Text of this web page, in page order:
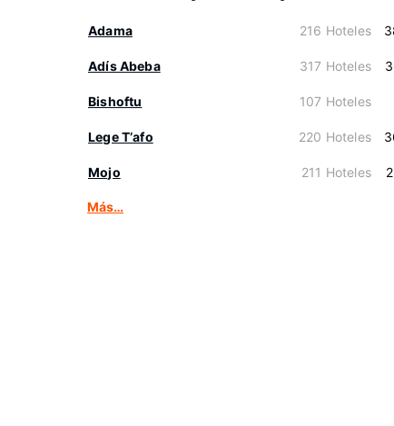
Adama 216 Hoteles
Adís Abeba 317 Hoteles
Bishoftu 107 Hoteles
Lege Tʼafo 220 Hoteles
Mojo 211 Hoteles
Más…